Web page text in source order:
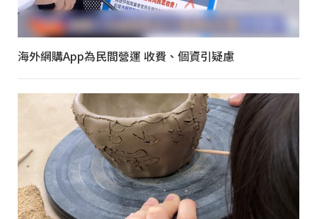
海外網購App為民間營運 收費、個資引疑慮